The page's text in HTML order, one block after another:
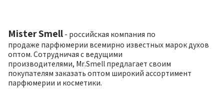
Mister Smell - российская компания по
продаже парфюмерии всемирно известных марок духов
оптом. Сотрудничая с ведущими
производителями, Mr.Smell предлагает своим
покупателям заказать оптом широкий ассортимент
парфюмерии и косметики.